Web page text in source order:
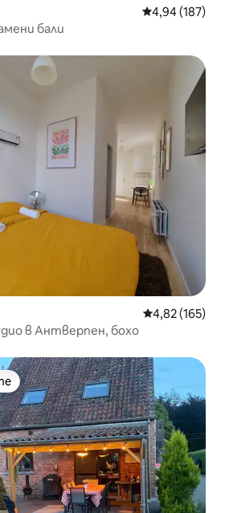
Средна
4,94 (187)
бали
Средна
4,82 (165)
в Антверпен, бохо
на гостите